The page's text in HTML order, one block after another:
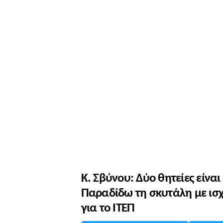
Κ. Σβύνου: Δύο θητείες
Παραδίδω τη σκυτάλη με
για το ΙΤΕΠ